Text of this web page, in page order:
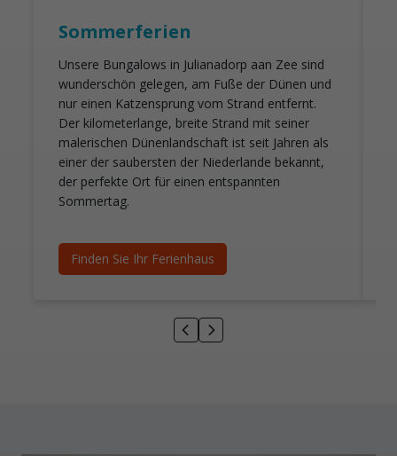
Sommerferien
Unsere Bungalows in Julianadorp aan Zee sind
wunderschön gelegen, am Fuße der Dünen und
nur einen Katzensprung vom Strand entfernt.
Der kilometerlange, breite Strand mit seiner
malerischen Dünenlandschaft ist seit Jahren als
einer der saubersten der Niederlande bekannt,
der perfekte Ort für einen entspannten
Sommertag.
Finden Sie Ihr Ferienhaus